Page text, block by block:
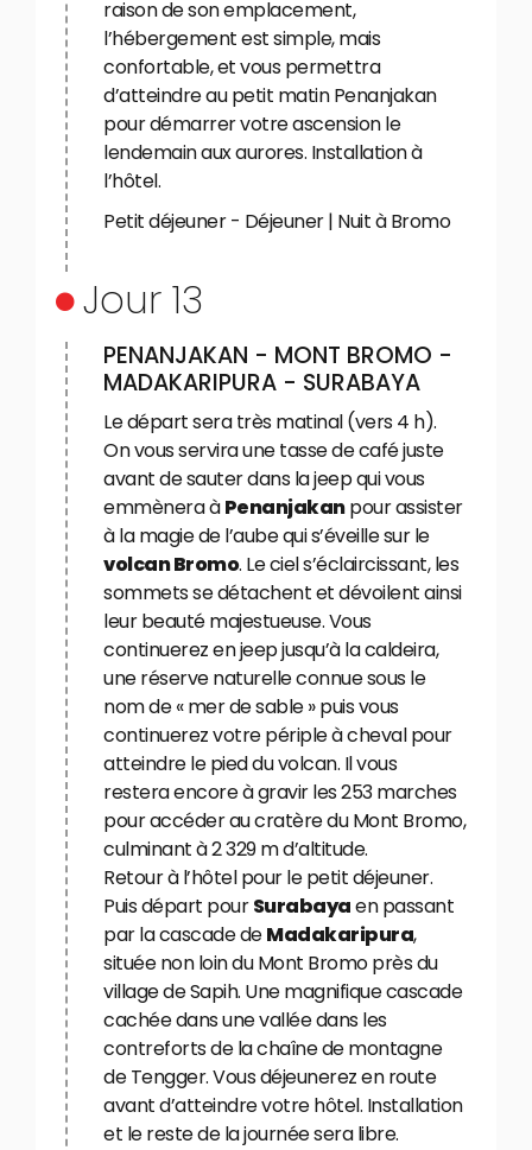
raison de son emplacement,
l’hébergement est simple, mais
confortable, et vous permettra
d’atteindre au petit matin Penanjakan
pour démarrer votre ascension le
lendemain aux aurores. Installation à
l’hôtel.
Petit déjeuner - Déjeuner | Nuit à Bromo
Jour 13
PENANJAKAN - MONT BROMO -
MADAKARIPURA - SURABAYA
Le départ sera très matinal (vers 4 h).
On vous servira une tasse de café juste
avant de sauter dans la jeep qui vous
emmènera àPenanjakanpour assister
à la magie de l’aube qui s’éveille sur le
volcan Bromo. Le ciel s’éclaircissant, les
sommets se détachent et dévoilent ainsi
leur beauté majestueuse. Vous
continuerez en jeep jusqu’à la caldeira,
une réserve naturelle connue sous le
nom de « mer de sable » puis vous
continuerez votre périple à cheval pour
atteindre le pied du volcan. Il vous
restera encore à gravir les 253 marches
pour accéder au cratère du Mont Bromo,
culminant à 2 329 m d’altitude.
Retour à l’hôtel pour le petit déjeuner.
Puis départ pourSurabayaen passant
par la cascade deMadakaripura,
située non loin du Mont Bromo près du
village de Sapih. Une magnifique cascade
cachée dans une vallée dans les
contreforts de la chaîne de montagne
de Tengger. Vous déjeunerez en route
avant d’atteindre votre hôtel. Installation
et le reste de la journée sera libre.